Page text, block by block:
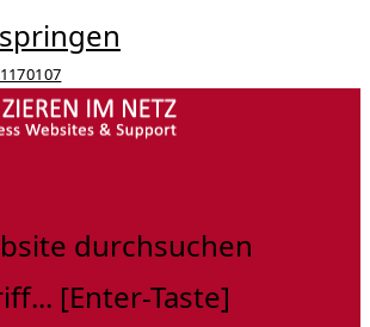
durchsuchen
[Enter-Taste]